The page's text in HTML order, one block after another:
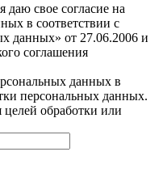
свое согласие на
в соответствии с
данных» от 27.06.2006 и
соглашения
данных в
персональных данных.
целей обработки или